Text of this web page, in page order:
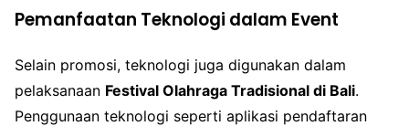
Pemanfaatan Teknologi dalam Event
Selain promosi, teknologi juga digunakan dalam
pelaksanaan Festival Olahraga Tradisional di Bali.
Penggunaan teknologi seperti aplikasi pendaftaran